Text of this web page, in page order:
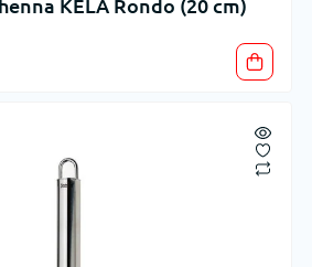
KELA Rondo (20 cm)